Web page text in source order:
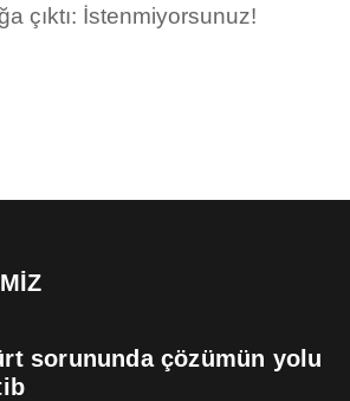
çıktı: İstenmiyorsunuz!
sorununda çözümün yolu